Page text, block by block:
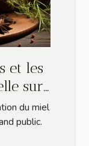
et les
sur
du miel
public.